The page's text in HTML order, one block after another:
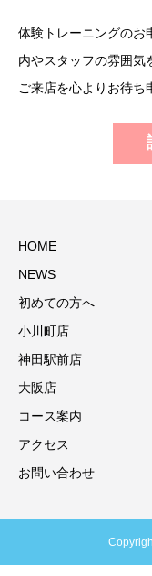
体験トレーニングのお
内やスタッフの雰囲気
ご来店を心よりお待ち
HOME
NEWS
初めての方へ
小川町店
神田駅前店
大阪店
コース案内
アクセス
お問い合わせ